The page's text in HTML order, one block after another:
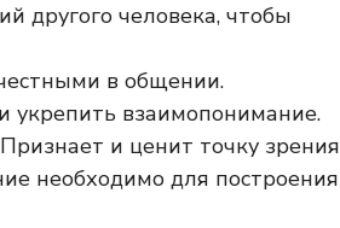
другого человека, чтобы
в общении.
укрепить взаимопонимание.
и ценит точку зрения
необходимо для построения